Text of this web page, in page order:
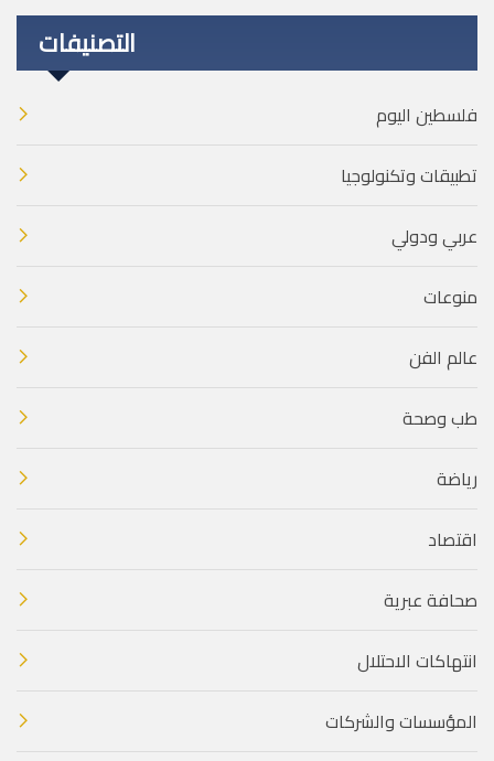
التصنيفات
فلسطين اليوم
تطبيقات وتكنولوجيا
عربي ودولي
منوعات
عالم الفن
طب وصحة
رياضة
اقتصاد
صحافة عبرية
انتهاكات الاحتلال
المؤسسات والشركات